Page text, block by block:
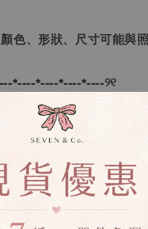
色、形狀、尺寸可能與
*----*----*----*----୨୧
、淺灰色、淺褐色
XL
主唷！